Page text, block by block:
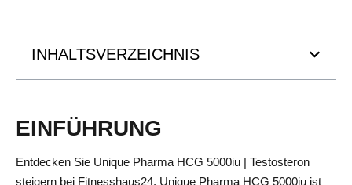
INHALTSVERZEICHNIS
EINFÜHRUNG
Entdecken Sie Unique Pharma HCG 5000iu | Testosteron
steigern bei Fitnesshaus24. Unique Pharma HCG 5000iu ist